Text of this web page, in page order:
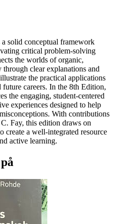
solid conceptual framework
critical problem-solving
the worlds of organic,
clear explanations and
the practical applications
careers. In the 8th Edition,
the engaging, student-centered
experiences designed to help
With contributions
Fay, this edition draws on
create a well-integrated resource
active learning.